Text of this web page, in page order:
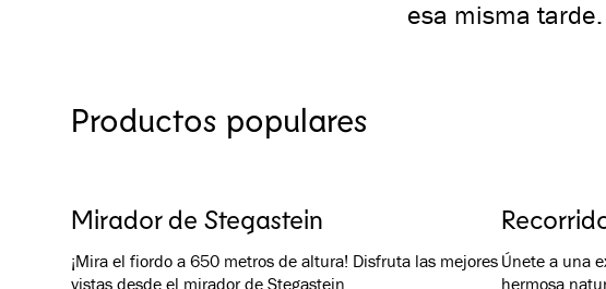
esa misma tarde.
Productos populares
Mirador de Stegastein
¡Mira el fiordo a 650 metros de altura! Disfruta las mejores
vistas desde el mirador de Stegastein.
Únete a una
hermosa